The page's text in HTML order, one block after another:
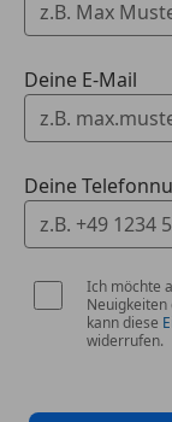
Deine E-Mail
Deine
Ich möchte
Neuigkeiten
kann diese
widerrufen.